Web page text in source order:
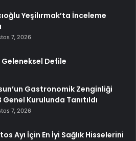
Yeşilırmak’ta İnceleme
7, 2026
Geleneksel Defile
Gastronomik Zenginliği
Genel Kurulunda Tanıtıldı
7, 2026
Ayı İçin En İyi Sağlık Hisselerini